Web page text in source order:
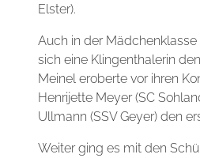
Elster).
Auch in der
sich eine Klingenthalerin
Meinel eroberte vor ihren
Henrijette Meyer (SC
Ullmann (SSV Geyer) den
Weiter ging es mit den